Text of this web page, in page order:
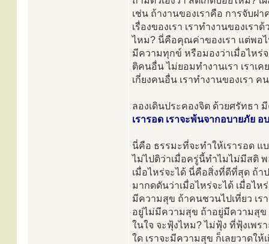
เช่น ถ้างานของเราคือ การจับฝ
เรื่องของเรา เราทำงานของเ
ไหม? นี่คือคุณค่าของเรา แต่พอไ
มีความทุกข์ หรือมองว่าเมื่อไหร่จ
ติคนอื่น ไม่ยอมทำงานเรา เราเค
เกี่ยงคนอื่น เราทำงานของเรา ค
ลองเดินประคองจิต ด้วยศรัทธา
เรารอด เราจะพ้นจากอบายภัย
นี่คือ ธรรมะที่จะทำให้เรารอด
ไม่ไปติว่าเมื่อครู่นี้ทำไมไม่มีสติ
เมื่อไหร่จะได้ นี่คือสิ่งที่ดีที่สุด ถ้า
มากดดันว่าเมื่อไหร่จะได้ เมื่อไ
มีความสุข ถ้าคนชวนไปเที่ยว เร
อยู่ไม่มีความสุข ถ้าอยู่มีความสุข
ในใจ จะฟุ้งไหม? ไม่ฟุ้ง ที่ฟุ้งเพรา
ใด เราจะมีความสุข ก็เลยวาดใ